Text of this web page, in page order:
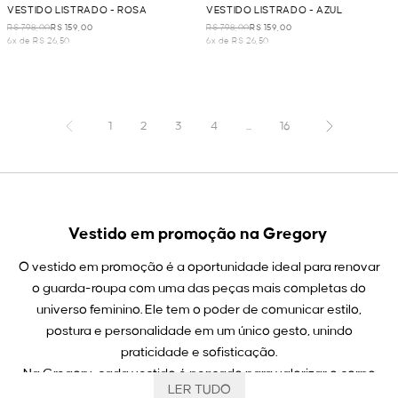
VESTIDO LISTRADO - ROSA
R$ 798,00R$ 159,00
6x de R$ 26,50
VESTIDO LISTRADO - AZUL
R$ 798,00R$ 159,00
6x de R$ 26,50
1 2 3 4 ... 16
Vestido em promoção na Gregory
O vestido em promoção é a oportunidade ideal para renovar
o guarda-roupa com uma das peças mais completas do
universo feminino. Ele tem o poder de comunicar estilo,
postura e personalidade em um único gesto, unindo
praticidade e sofisticação.
Na Gregory, cada vestido é pensado para valorizar o corpo
LER TUDO